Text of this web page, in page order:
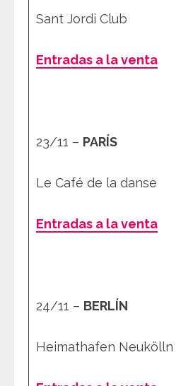
Sant Jordi Club
Entradas a la venta
23/11 – PARÍS
Le Café de la danse
Entradas a la venta
24/11 – BERLÍN
Heimathafen Neukölln